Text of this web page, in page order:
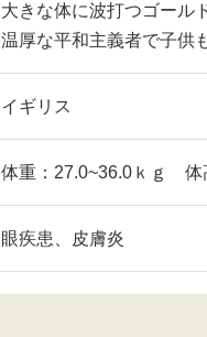
大きな体に波打つゴール
温厚な平和主義者で子供
イギリス
体重：27.0~36.0ｋｇ 体
眼疾患、皮膚炎